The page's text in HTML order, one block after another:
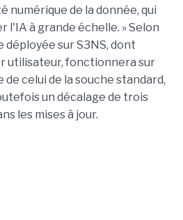
numérique de la donnée, qui
l'IA à grande échelle. » Selon
déployée sur S3NS, dont
utilisateur, fonctionnera sur
celui de la souche standard,
un décalage de trois
les mises à jour.